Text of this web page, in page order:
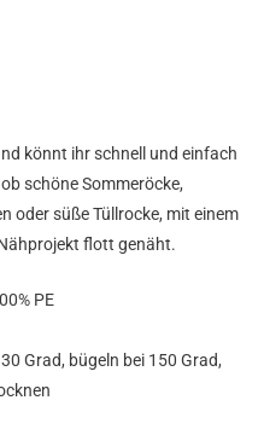
könnt ihr schnell und einfach
schöne Sommeröcke,
oder süße Tüllrocke, mit einem
flott genäht.
PE
Grad, bügeln bei 150 Grad,